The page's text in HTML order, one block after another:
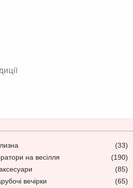
(33)
на весілля
(190)
(85)
вечірки
(65)